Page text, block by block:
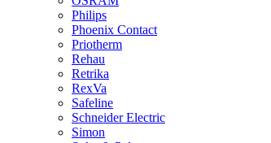
Philips
Phoenix Contact
Priotherm
Rehau
Retrika
RexVa
Safeline
Schneider Electric
Simon